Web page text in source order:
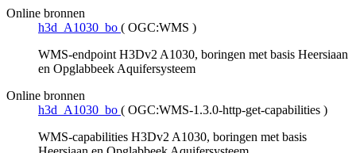
Online bronnen
h3d_A1030_bo ( OGC:WMS )
WMS-endpoint H3Dv2 A1030, boringen met basis Heersiaan
en Opglabbeek Aquifersysteem
Online bronnen
h3d_A1030_bo ( OGC:WMS-1.3.0-http-get-capabilities )
WMS-capabilities H3Dv2 A1030, boringen met basis